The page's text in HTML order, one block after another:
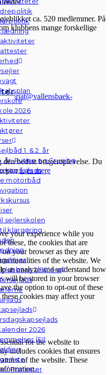
2026
1. & 2. år
år: Rutine og Cruising
kapsejlads
motorbåd
sejlerskolen
klargøring
J/80’ere
2026
(SI)
/ Protester
ca. 520 medlemmer. På
klubbens mange forskellige
bedste brugeroplevelse. Du
Læs mere
your experience while you
these, the cookies that are
on your browser as they are
of the website. We
us analyze and understand how
will be stored in your browser
the option to opt-out of these
cookies may affect your
for the website to
includes cookies that ensures
of the website. These